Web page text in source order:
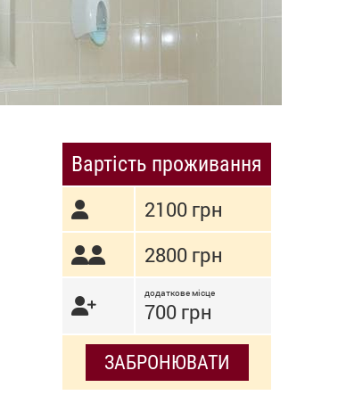
Вартість проживання
2100 грн
2800 грн
додаткове місце
700 грн
ЗАБРОНЮВАТИ